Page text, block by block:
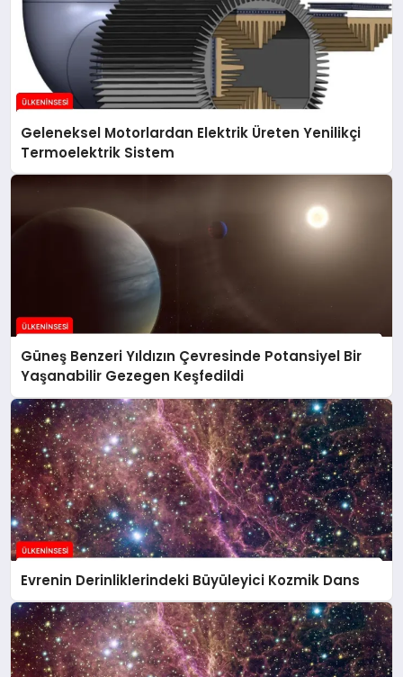
Geleneksel Motorlardan Elektrik Üreten Yenilikçi
Termoelektrik Sistem
Güneş Benzeri Yıldızın Çevresinde Potansiyel Bir
Yaşanabilir Gezegen Keşfedildi
Evrenin Derinliklerindeki Büyüleyici Kozmik Dans